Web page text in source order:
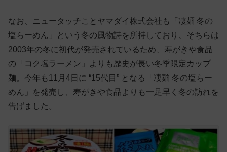
なお、ニュータッチことヤマダイ株式会社も「凄麺 冬の
塩らーめん」という冬の風物詩を所持しており、そちらは
2003年の冬に初代が発売されているため、寿がきや食品
の「コク塩ラーメン」よりも歴史が長い冬季限定カップ
麺。今年も11月4日に “15代目” となる「凄麺 冬の塩らー
めん」を発売し、寿がきや食品よりも一足早く冬の訪れを
告げました。